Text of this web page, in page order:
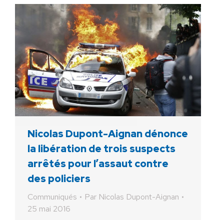
Nicolas Dupont-Aignan dénonce
la libération de trois suspects
arrêtés pour l’assaut contre
des policiers
Communiqués Par Nicolas Dupont-Aignan
25 mai 2016